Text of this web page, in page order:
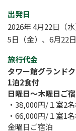
出発日
2026年 4月22日（
5日（金）、6月22
旅行代金
タワー館グランド
1泊2食付
日曜日～木曜日ご
・38,000円/１室2
・66,000円/１室1
金曜日ご宿泊